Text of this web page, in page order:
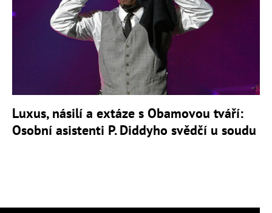
Luxus, násilí a extáze s Obamovou tváří:
Osobní asistenti P. Diddyho svědčí u soudu